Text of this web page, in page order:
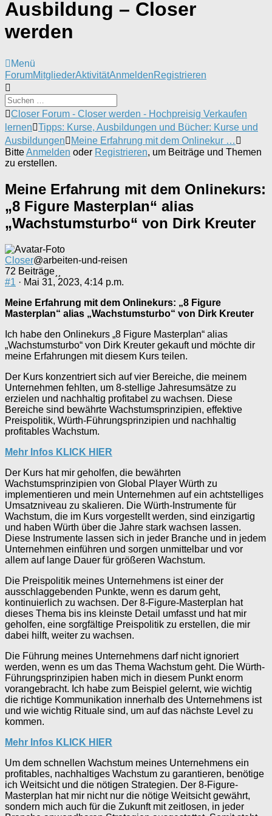
Ausbildung – Closer
werden
Menü
Forum-
Navigation
ForumMitgliederAktivitätAnmeldenRegistrieren
Forum-
Breadcrumbs
-
Du
bist
hier:
Closer Forum - Closer werden - Hochpreisig Verkaufen
lernen
Tipps: Kurse, Ausbildungen und Bücher: Kurse und
Ausbildungen
Meine Erfahrung mit dem Onlinekur …
BitteAnmelden oder Registrieren, um Beiträge und Themen
zu erstellen.
Meine Erfahrung mit dem Onlinekurs:
„8 Figure Masterplan“ alias
„Wachstumsturbo“ von Dirk Kreuter
Closer@arbeiten-und-reisen
72 Beiträge
#1 · Mai 31, 2023, 4:14 p.m.
Meine Erfahrung mit dem Onlinekurs: „8 Figure
Masterplan“ alias „Wachstumsturbo“ von Dirk Kreuter
Ich habe den Onlinekurs „8 Figure Masterplan“ alias
„Wachstumsturbo“ von Dirk Kreuter gekauft und möchte dir
meine Erfahrungen mit diesem Kurs teilen.
Der Kurs konzentriert sich auf vier Bereiche, die meinem
Unternehmen fehlten, um 8-stellige Jahresumsätze zu
erzielen und nachhaltig profitabel zu wachsen. Diese
Bereiche sind bewährte Wachstumsprinzipien, effektive
Preispolitik, Würth-Führungsprinzipien und nachhaltig
profitables Wachstum.
Mehr Infos KLICK HIER
Der Kurs hat mir geholfen, die bewährten
Wachstumsprinzipien von Global Player Würth zu
implementieren und mein Unternehmen auf ein achtstelliges
Umsatzniveau zu skalieren. Die Würth-Instrumente für
Wachstum, die im Kurs vorgestellt werden, sind einzigartig
und haben Würth über die Jahre stark wachsen lassen.
Diese Instrumente lassen sich in jeder Branche und in jedem
Unternehmen einführen und sorgen unmittelbar und vor
allem auf lange Dauer für größeren Wachstum.
Die Preispolitik meines Unternehmens ist einer der
ausschlaggebenden Punkte, wenn es darum geht,
kontinuierlich zu wachsen. Der 8-Figure-Masterplan hat
dieses Thema bis ins kleinste Detail umfasst und hat mir
geholfen, eine sorgfältige Preispolitik zu erstellen, die mir
dabei hilft, weiter zu wachsen.
Die Führung meines Unternehmens darf nicht ignoriert
werden, wenn es um das Thema Wachstum geht. Die Würth-
Führungsprinzipien haben mich in diesem Punkt enorm
vorangebracht. Ich habe zum Beispiel gelernt, wie wichtig
die richtige Kommunikation innerhalb des Unternehmens ist
und wie wichtig Rituale sind, um auf das nächste Level zu
kommen.
Mehr Infos KLICK HIER
Um dem schnellen Wachstum meines Unternehmens ein
profitables, nachhaltiges Wachstum zu garantieren, benötige
ich Weitsicht und die nötigen Strategien. Der 8-Figure-
Masterplan hat mir nicht nur die nötige Weitsicht gewährt,
sondern mich auch für die Zukunft mit zeitlosen, in jeder